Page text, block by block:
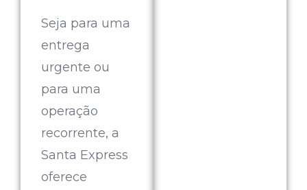
Seja para uma
entrega
urgente ou
para uma
operação
recorrente, a
Santa Express
oferece